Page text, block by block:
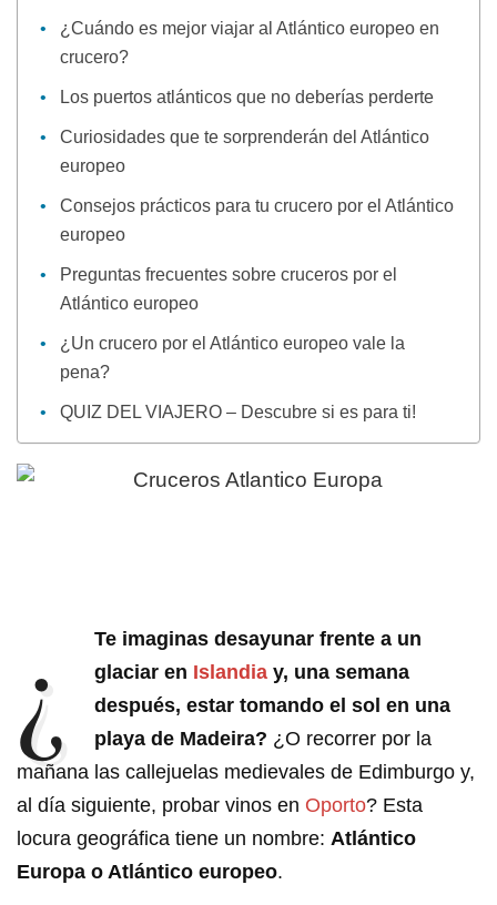
¿Cuándo es mejor viajar al Atlántico europeo en
crucero?
Los puertos atlánticos que no deberías perderte
Curiosidades que te sorprenderán del Atlántico
europeo
Consejos prácticos para tu crucero por el Atlántico
europeo
Preguntas frecuentes sobre cruceros por el
Atlántico europeo
¿Un crucero por el Atlántico europeo vale la
pena?
QUIZ DEL VIAJERO – Descubre si es para ti!
¿
Te imaginas desayunar frente a un
glaciar en Islandiay, una semana
después, estar tomando el sol en una
playa de Madeira? ¿O recorrer por la
mañana las callejuelas medievales de Edimburgo y,
al día siguiente, probar vinos en Oporto? Esta
locura geográfica tiene un nombre: Atlántico
Europa o Atlántico europeo.